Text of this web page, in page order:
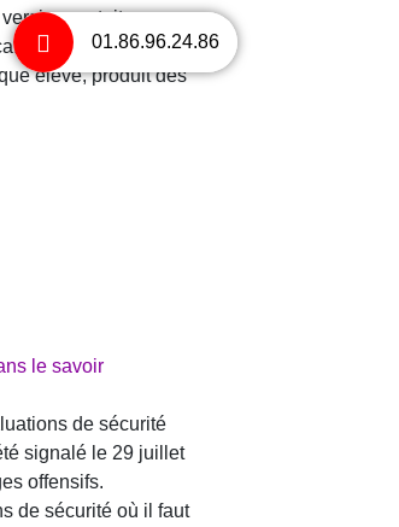
01.86.96.24.86
gratuite
et à leurs
élève, produit des
le savoir
de sécurité
signalé le 29 juillet
offensifs.
de sécurité où il faut